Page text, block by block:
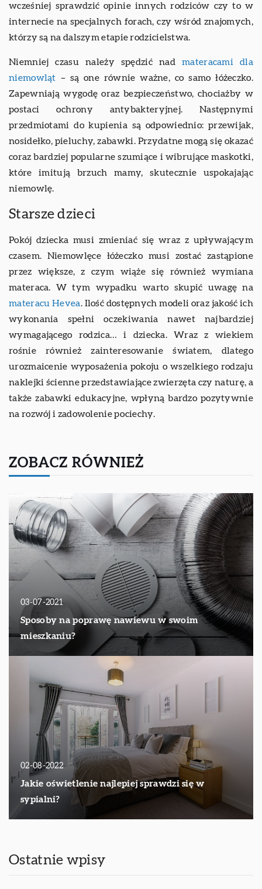
wcześniej sprawdzić opinie innych rodziców czy to w
internecie na specjalnych forach, czy wśród znajomych,
którzy są na dalszym etapie rodzicielstwa.
Niemniej czasu należy spędzić nadmateracami dla
niemowląt – są one równie ważne, co samo łóżeczko.
Zapewniają wygodę oraz bezpieczeństwo, chociażby w
postaci ochrony antybakteryjnej. Następnymi
przedmiotami do kupienia są odpowiednio: przewijak,
nosidełko, pieluchy, zabawki. Przydatne mogą się okazać
coraz bardziej popularne szumiące i wibrujące maskotki,
które imitują brzuch mamy, skutecznie uspokajając
niemowlę.
Starsze dzieci
Pokój dziecka musi zmieniać się wraz z upływającym
czasem. Niemowlęce łóżeczko musi zostać zastąpione
przez większe, z czym wiąże się również wymiana
materaca. W tym wypadku warto skupić uwagę na
materacu Hevea. Ilość dostępnych modeli oraz jakość ich
wykonania spełni oczekiwania nawet najbardziej
wymagającego rodzica… i dziecka. Wraz z wiekiem
rośnie również zainteresowanie światem, dlatego
urozmaicenie wyposażenia pokoju o wszelkiego rodzaju
naklejki ścienne przedstawiające zwierzęta czy naturę, a
także zabawki edukacyjne, wpłyną bardzo pozytywnie
na rozwój i zadowolenie pociechy.
ZOBACZ RÓWNIEŻ
03-07-2021
Sposoby na poprawę nawiewu w swoim
mieszkaniu?
02-08-2022
Jakie oświetlenie najlepiej sprawdzi się w
sypialni?
Ostatnie wpisy